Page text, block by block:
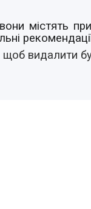
містять
видалити